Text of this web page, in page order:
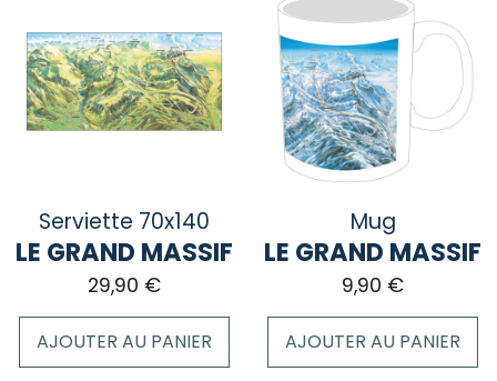
plusieurs
variations.
Les
options
peuvent
la
page
produit
Serviette 70x140
LE GRAND MASSIF
29,90 €
AJOUTER AU PANIER
Mug
LE GRAND MASSIF
9,90 €
AJOUTER AU PANIER